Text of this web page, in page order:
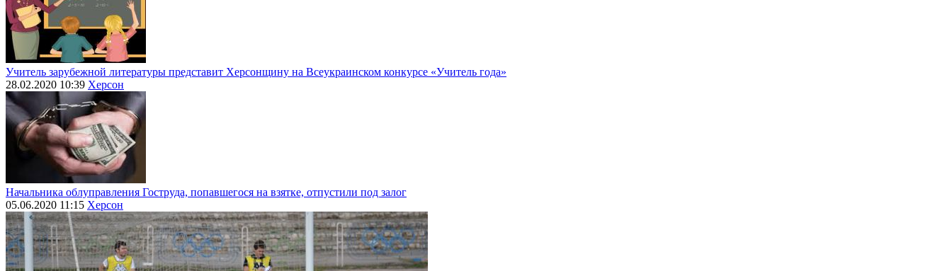
Учитель зарубежной литературы представит Херсонщину на Всеукраинском конкурсе «Учитель года»
28.02.2020 10:39 Херсон
Начальника облуправления Гоструда, попавшегося на взятке, отпустили под залог
05.06.2020 11:15 Херсон